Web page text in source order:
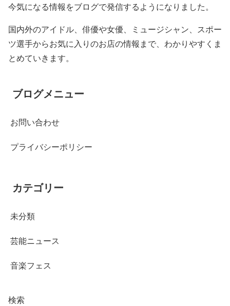
今気になる情報をブログで発信するようになりました。
国内外のアイドル、俳優や女優、ミュージシャン、スポー
ツ選手からお気に入りのお店の情報まで、わかりやすくま
とめていきます。
ブログメニュー
お問い合わせ
プライバシーポリシー
カテゴリー
未分類
芸能ニュース
音楽フェス
検索